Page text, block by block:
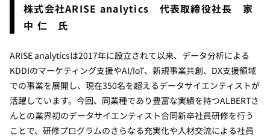
株式会社ARISE analytics 代表取締役社長 家
中 仁 氏
ARISE analyticsは2017年に設立されて以来、データ分析による
KDDIのマーケティング支援やAI/IoT、新規事業共創、 DX支援領域
での事業を展開し、現在350名を超えるデータサイエンティストが
活躍しています。今回、同業種であり豊富な実績を持つALBERTさ
んとの業界初のデータサイエンティスト合同新卒社員研修を行う
ことで、研修プログラムのさらなる充実化や人材交流による社員